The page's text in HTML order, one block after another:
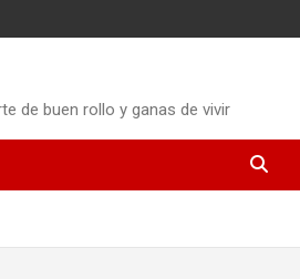
de buen rollo y ganas de vivir